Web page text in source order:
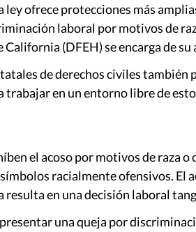
ley ofrece protecciones más
laboral por motivos de
(DFEH) se encarga de su
de derechos civiles
trabajar en un entorno libre de
el acoso por motivos de raza
racialmente ofensivos. El
resulta en una decisión laboral
una queja por